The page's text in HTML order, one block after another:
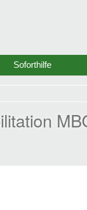
Soforthilfe